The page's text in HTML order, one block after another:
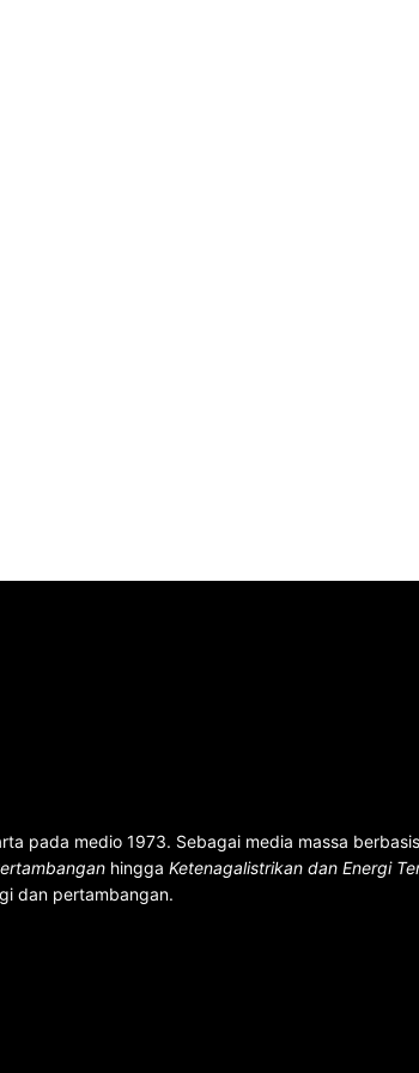
pada medio 1973. Sebagai media massa berbasis
hingga Ketenagalistrikan dan Energi
dan pertambangan.